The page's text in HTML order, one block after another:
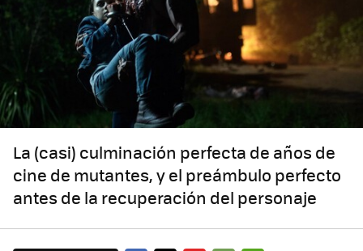
La (casi) culminación perfecta de años de
cine de mutantes, y el preámbulo perfecto
antes de la recuperación del personaje